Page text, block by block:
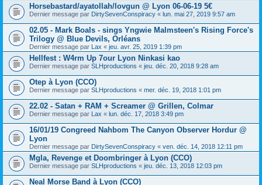
Horsebastard/ayatollah/lovgun @ Lyon 06-06-19 5€
Dernier message par DirtySevenConspiracy « lun. mai 27, 2019 9:57 am
02.05 - Mark Boals - sings Yngwie Malmsteen's Rising Force's
Trilogy @ Blue Devils, Orléans
Dernier message par Lax « jeu. avr. 25, 2019 1:39 pm
Hellfest : W4rm Up 7our Lyon Ninkasi kao
Dernier message par SLHproductions « jeu. déc. 20, 2018 9:28 am
Otep à Lyon (CCO)
Dernier message par SLHproductions « mer. déc. 19, 2018 1:01 pm
22.02 - Satan + RAM + Screamer @ Grillen, Colmar
Dernier message par Lax « lun. déc. 17, 2018 3:49 pm
16/01/19 Congreed Nahbom The Canyon Observer Hordur @
Lyon
Dernier message par DirtySevenConspiracy « ven. déc. 14, 2018 12:11 pm
Mgla, Revenge et Doombringer à Lyon (CCO)
Dernier message par SLHproductions « jeu. déc. 13, 2018 12:03 pm
Neal Morse Band à Lyon (CCO)